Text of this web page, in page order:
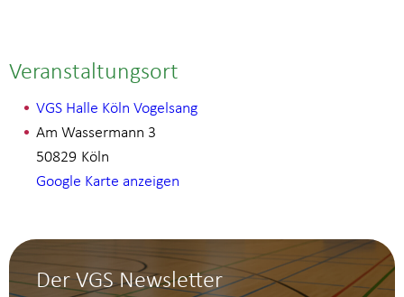
Veranstaltungsort
VGS Halle Köln Vogelsang
Am Wassermann 3
Köln
50829
Google Karte anzeigen
Der VGS Newsletter